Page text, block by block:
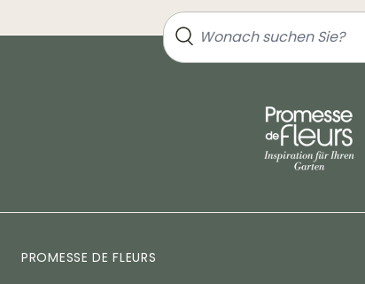
PROMESSE DE FLEURS